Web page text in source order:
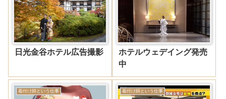
日光金谷ホテル広告撮影
ホテルウェデイング発売
中
着付け師という仕事 着付け師という仕事